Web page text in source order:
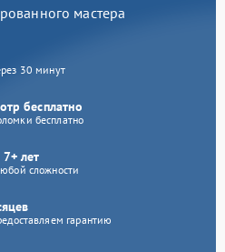
мастера
30 минут
бесплатно
бесплатно
лет
сложности
гарантию